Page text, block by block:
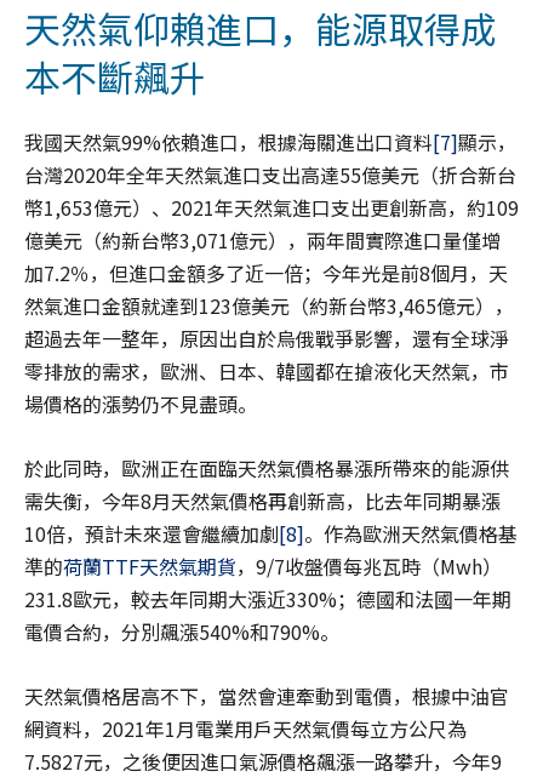
天然氣仰賴進口，能源取得成
本不斷飆升
我國天然氣99%依賴進口，根據海關進出口資料[7]顯示，
台灣2020年全年天然氣進口支出高達55億美元（折合新台
幣1,653億元）、2021年天然氣進口支出更創新高，約109
億美元（約新台幣3,071億元），兩年間實際進口量僅增
加7.2％，但進口金額多了近一倍；今年光是前8個月，天
然氣進口金額就達到123億美元（約新台幣3,465億元），
超過去年一整年，原因出自於烏俄戰爭影響，還有全球淨
零排放的需求，歐洲、日本、韓國都在搶液化天然氣，市
場價格的漲勢仍不見盡頭。
於此同時，歐洲正在面臨天然氣價格暴漲所帶來的能源供
需失衡，今年8月天然氣價格再創新高，比去年同期暴漲
10倍，預計未來還會繼續加劇[8]。作為歐洲天然氣價格基
準的荷蘭TTF天然氣期貨，9/7收盤價每兆瓦時（Mwh）
231.8歐元，較去年同期大漲近330%；德國和法國一年期
電價合約，分別飆漲540%和790%。
天然氣價格居高不下，當然會連牽動到電價，根據中油官
網資料，2021年1月電業用戶天然氣價每立方公尺為
7.5827元，之後便因進口氣源價格飆漲一路攀升，今年9